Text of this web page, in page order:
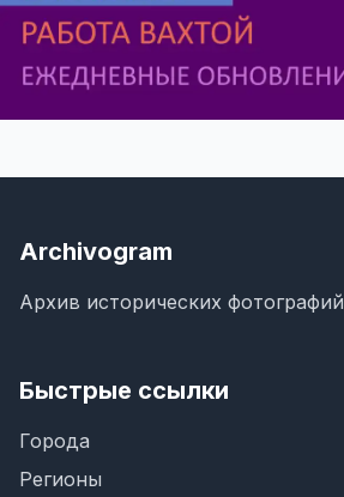
Archivogram
Архив исторических фотографий
Быстрые ссылки
Города
Регионы